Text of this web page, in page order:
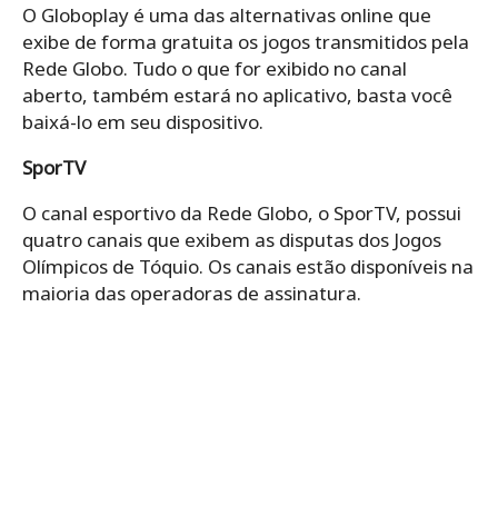
O Globoplay é uma das alternativas online que
exibe de forma gratuita os jogos transmitidos pela
Rede Globo. Tudo o que for exibido no canal
aberto, também estará no aplicativo, basta você
baixá-lo em seu dispositivo.
SporTV
O canal esportivo da Rede Globo, o SporTV, possui
quatro canais que exibem as disputas dos Jogos
Olímpicos de Tóquio. Os canais estão disponíveis na
maioria das operadoras de assinatura.